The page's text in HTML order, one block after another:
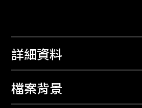
詳細資料
檔案背景